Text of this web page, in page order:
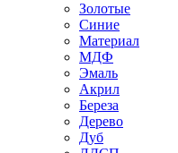
Золотые
Синие
Материал
МДФ
Эмаль
Акрил
Береза
Дерево
Дуб